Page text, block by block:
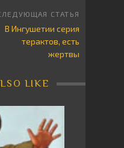
В Ингушетии серия
терактов, есть
жертвы
LIKE